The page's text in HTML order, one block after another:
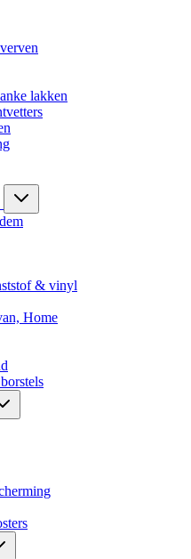
lakken
& vinyl
Home